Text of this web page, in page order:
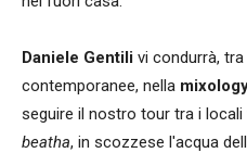
Daniele Gentili vi condurrà,
contemporanee, nella
seguire il nostro tour tra i
beatha, in scozzese l'acqua